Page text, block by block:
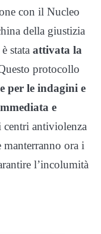
con il Nucleo
della giustizia
stata attivata la
protocollo
per le indagini e
e
centri antiviolenza
ora i
l’incolumità